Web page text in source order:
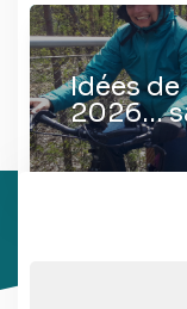
Idées
2026…